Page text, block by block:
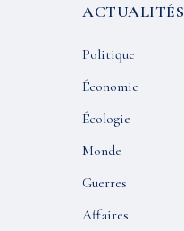
ACTUALITÉS
Politique
Économie
Écologie
Monde
Guerres
Affaires